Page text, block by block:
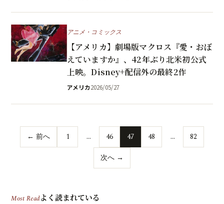
アニメ・コミックス
【アメリカ】劇場版マクロス『愛・おぼ
えていますか』、42年ぶり北米初公式
上映。Disney+配信外の最終2作
アメリカ2026/05/27
← 前へ 1 … 46 47 48 …
82
次へ →
Most Readよく読まれている